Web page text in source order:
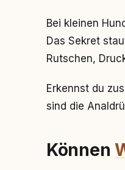
Bei kleinen
Das Sekret
Rutschen,
Erkennst du
sind die
Können